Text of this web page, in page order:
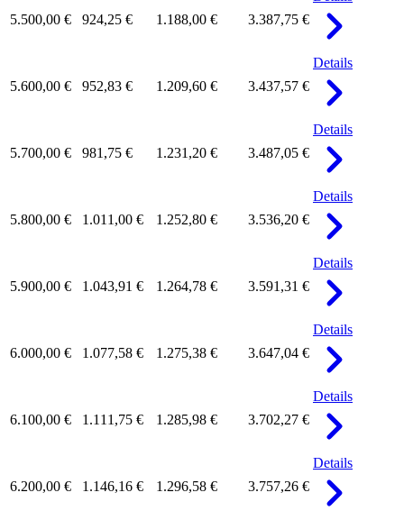
5.500,00 € 924,25 € 1.188,00 € 3.387,75 €
5.600,00 € 952,83 € 1.209,60 € 3.437,57 €
Details
5.700,00 € 981,75 € 1.231,20 € 3.487,05 €
Details
5.800,00 € 1.011,00 € 1.252,80 € 3.536,20 €
Details
5.900,00 € 1.043,91 € 1.264,78 € 3.591,31 €
Details
6.000,00 € 1.077,58 € 1.275,38 € 3.647,04 €
Details
6.100,00 € 1.111,75 € 1.285,98 € 3.702,27 €
Details
6.200,00 € 1.146,16 € 1.296,58 € 3.757,26 €
Details